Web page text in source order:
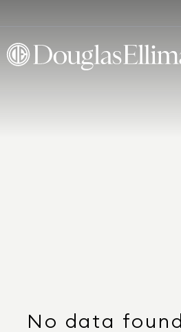
No data found